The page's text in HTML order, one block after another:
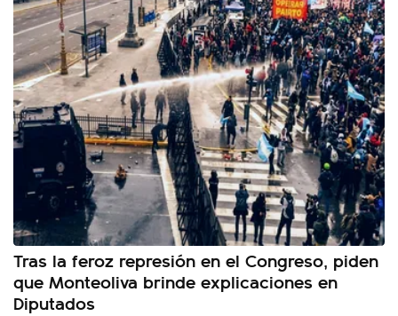
Tras la feroz represión en el Congreso, piden
que Monteoliva brinde explicaciones en
Diputados